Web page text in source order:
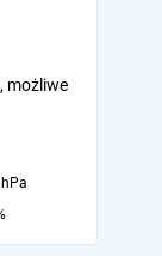
możliwe